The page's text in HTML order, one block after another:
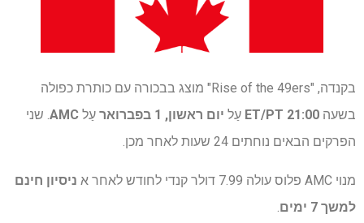
בקנדה, "Rise of the 49ers" מוצג בבכורה עם כותרת כפולה
בשעה 21:00 ET/PT עַל יום ראשון, 1 בפברואר עַל AMC. שני
הפרקים הבאים נוחתים 24 שעות לאחר מכן.
מנוי AMC פלוס עולה 7.99 דולר קנדי ​​לחודש לאחר א
ניסיון חינם
למשך 7 ימים
.